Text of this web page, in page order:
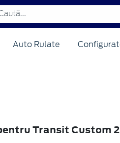
Auto Rulate
Transit Custom